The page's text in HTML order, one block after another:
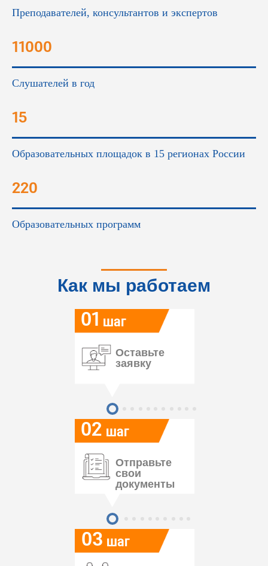
Преподавателей, консультантов и экспертов
11000
Слушателей в год
15
Образовательных площадок в 15 регионах России
220
Образовательных программ
Как мы работаем
03
02
01
Оставьте
заявку
шаг
шаг
шаг
Отправьте
свои
документы